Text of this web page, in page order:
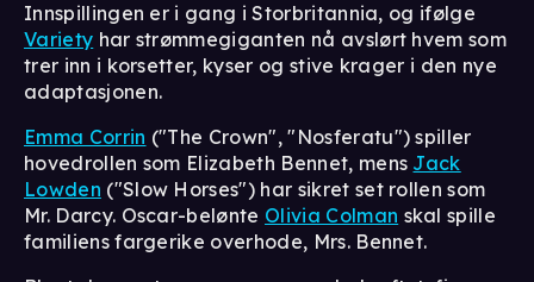
Innspillingen er i gang i Storbritannia, og ifølge
Variety har strømmegiganten nå avslørt hvem som
trer inn i korsetter, kyser og stive krager i den nye
adaptasjonen.
Emma Corrin ("The Crown", "Nosferatu") spiller
hovedrollen som Elizabeth Bennet, mens Jack
Lowden ("Slow Horses") har sikret set rollen som
Mr. Darcy. Oscar-belønte Olivia Colman skal spille
familiens fargerike overhode, Mrs. Bennet.